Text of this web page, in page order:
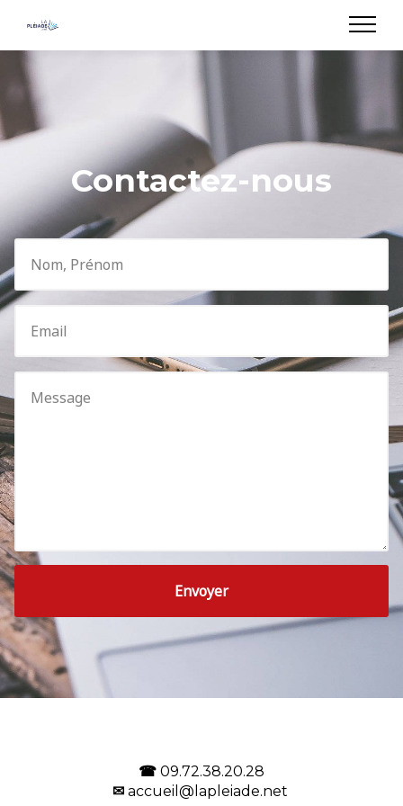
Contactez-nous
Envoyer
☎ 09.72.38.20.28
✉ accueil@lapleiade.net